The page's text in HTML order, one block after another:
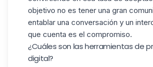
objetivo no es tener una gran
entablar una conversación y un
que cuenta es el compromiso.
¿Cuáles son las herramientas de
digital?